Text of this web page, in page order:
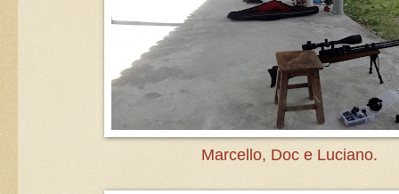
Marcello, Doc e Luciano.